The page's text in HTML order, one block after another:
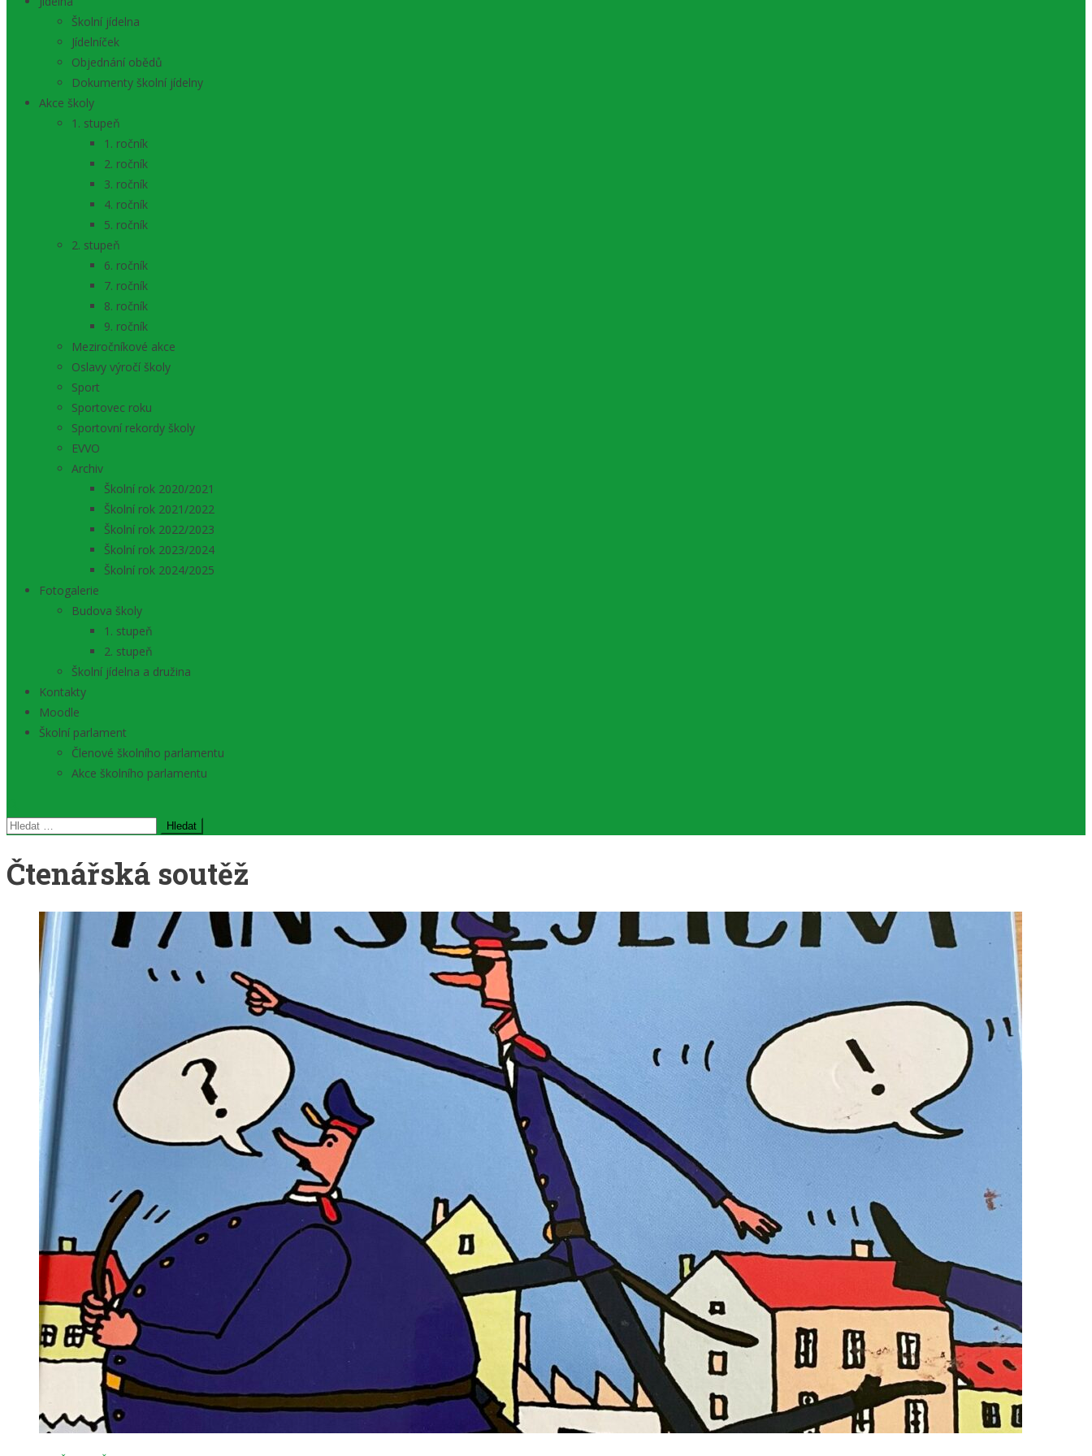
Školní jídelna
Jídelníček
Objednání obědů
Dokumenty školní jídelny
Akce školy
1. stupeň
1. ročník
2. ročník
3. ročník
4. ročník
5. ročník
2. stupeň
6. ročník
7. ročník
8. ročník
9. ročník
Meziročníkové akce
Oslavy výročí školy
Sport
Sportovec roku
Sportovní rekordy školy
EVVO
Archiv
Školní rok 2020/2021
Školní rok 2021/2022
Školní rok 2022/2023
Školní rok 2023/2024
Školní rok 2024/2025
Fotogalerie
Budova školy
1. stupeň
2. stupeň
Školní jídelna a družina
Kontakty
Moodle
Školní parlament
Členové školního parlamentu
Akce školního parlamentu
Vyhledávání
Čtenářská soutěž